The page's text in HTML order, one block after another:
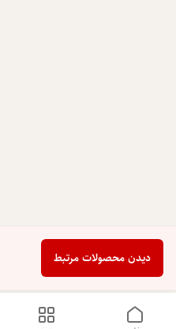
دیدن محصولات مرتبط